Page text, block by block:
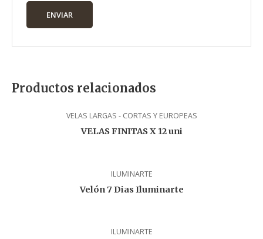
Productos relacionados
VELAS LARGAS - CORTAS Y EUROPEAS
VELAS FINITAS X 12 uni
ILUMINARTE
Velón 7 Dias Iluminarte
ILUMINARTE